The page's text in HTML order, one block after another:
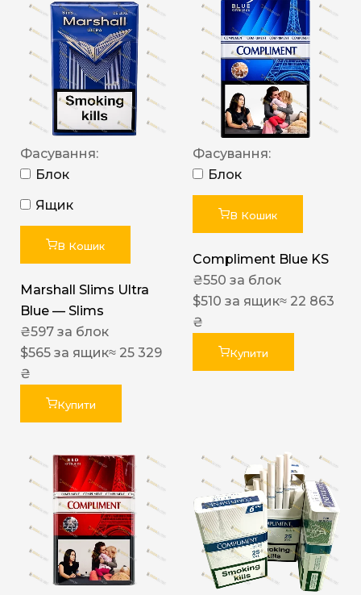
Фасування:
Блок
Ящик
В Кошик
Marshall Slims Ultra
Blue — Slims
₴597 за блок
$565 за ящик≈ 25 329
₴
Купити
Фасування:
Блок
В Кошик
Compliment Blue KS
₴550 за блок
$510 за ящик≈ 22 863
₴
Купити